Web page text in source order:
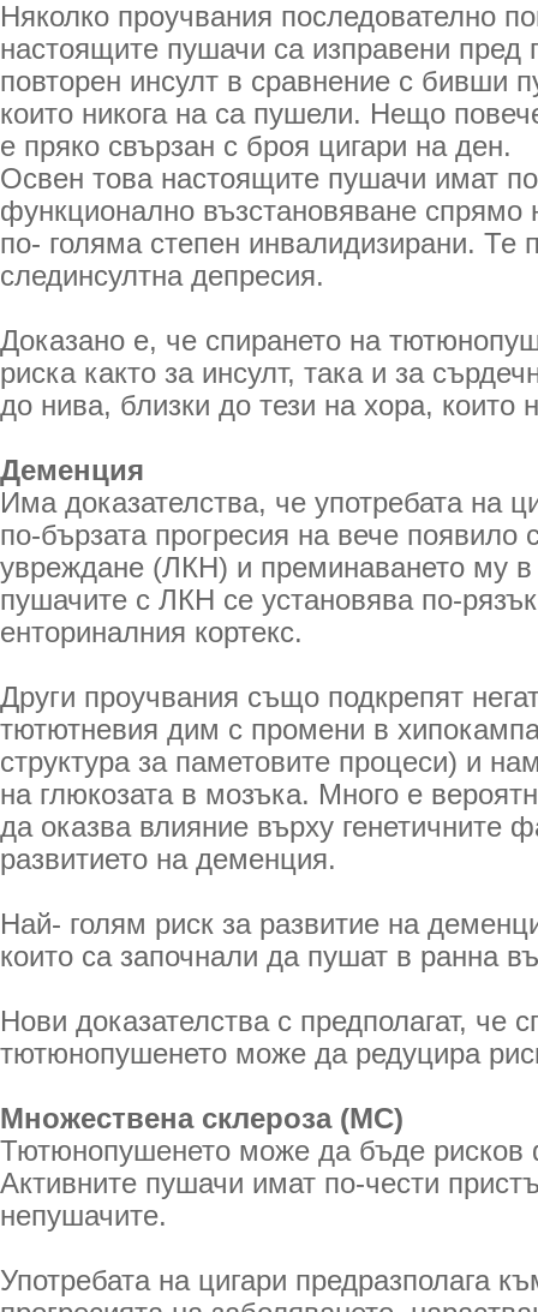
Няколко проучвания последователно
настоящите пушачи са изправени пред
повторен инсулт в сравнение с бивши
които никога на са пушели. Нещо
е пряко свързан с броя цигари на ден.
Освен това настоящите пушачи имат
функционално възстановяване спрямо
по- голяма степен инвалидизирани. Те
слединсултна депресия.
Доказано е, че спирането на
риска както за инсулт, така и за
до нива, близки до тези на хора, които
Деменция
Има доказателства, че употребата на
по-бързата прогресия на вече появило
увреждане (ЛКН) и преминаването му
пушачите с ЛКН се установява по-
енториналния кортекс.
Други проучвания също подкрепят
тютютневия дим с промени в
структура за паметовите процеси) и
на глюкозата в мозъка. Много е
да оказва влияние върху генетичните
развитието на деменция.
Най- голям риск за развитие на
които са започнали да пушат в ранна
Нови доказателства с предполагат, че
тютюнопушенето може да редуцира
Множествена склероза (МС)
Тютюнопушенето може да бъде
Активните пушачи имат по-чести
непушачите.
Употребата на цигари предразполага